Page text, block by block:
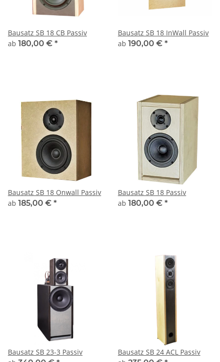
Bausatz SB 18 CB Passiv
ab 180,00 € *
Bausatz SB 18 InWall Passiv
ab 190,00 € *
Bausatz SB 18 Onwall Passiv
ab 185,00 € *
Bausatz SB 18 Passiv
ab 180,00 € *
Bausatz SB 23-3 Passiv
Bausatz SB 24 ACL Passiv